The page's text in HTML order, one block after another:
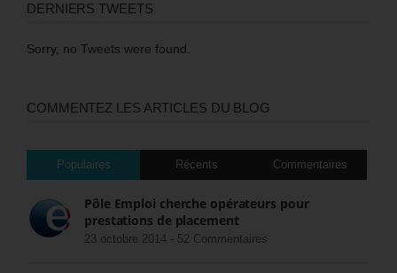
DERNIERS TWEETS
Sorry, no Tweets were found.
COMMENTEZ LES ARTICLES DU BLOG
Populaires Récents Commentaires
Pôle Emploi cherche opérateurs pour
prestations de placement
23 octobre 2014 - 52 Commentaires